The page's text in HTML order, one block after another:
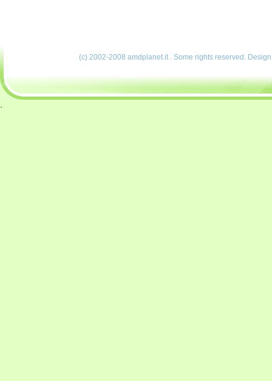
(c) 2002-2008 amdplanet.it . Some rights reserved.